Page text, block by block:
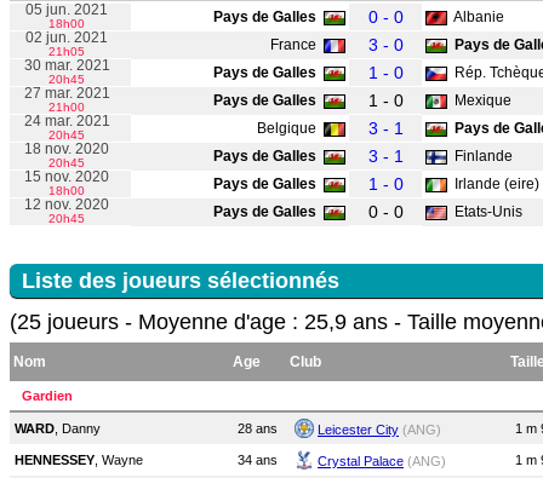
05 jun. 2021
18h00 Pays de Galles 0 - 0
Albanie
02 jun. 2021
21h05 France 3 - 0
Pays de
30 mar. 2021
20h45 Pays de Galles 1 - 0
Rép.
27 mar. 2021
21h00 Pays de Galles 1 - 0
Mexique
24 mar. 2021
20h45 Belgique 3 - 1
Pays de
18 nov. 2020
20h45 Pays de Galles 3 - 1
Finlande
15 nov. 2020
18h00 Pays de Galles 1 - 0
Irlande (eire)
12 nov. 2020
20h45 Pays de Galles 0 - 0 Etats-Unis
Liste des joueurs sélectionnés
(25 joueurs - Moyenne d'age : 25,9 ans - Taille
Nom Age Club
Gardien
WARD , Danny 28 ans Leicester City (ANG) 1 m
HENNESSEY , Wayne 34 ans Crystal Palace (ANG) 1 m